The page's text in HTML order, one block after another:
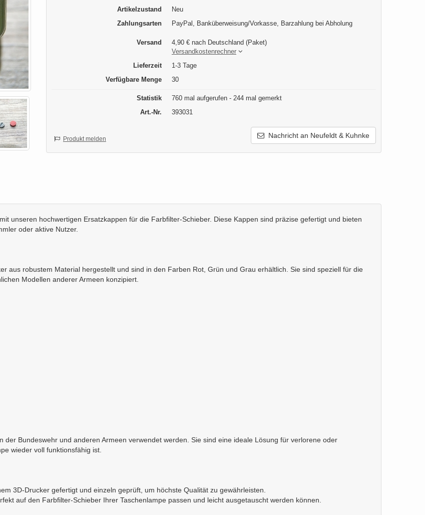
Artikelzustand
Neu
Zahlungsarten
PayPal, Banküberweisung/Vorkasse, Barzahlung bei Abholung
Versand
4,90 € nach Deutschland (Paket)
Versandkostenrechner
Lieferzeit
1-3 Tage
Verfügbare Menge
30
Statistik
760 mal aufgerufen - 244 mal gemerkt
Art.-Nr.
393031
Nachricht an Neufeldt & Kuhnke
Produkt melden
unseren hochwertigen Ersatzkappen für die Farbfilter-Schieber. Diese Kappen sind präzise gefertigt und bieten
oder aktive Nutzer.
aus robustem Material hergestellt und sind in den Farben Rot, Grün und Grau erhältlich. Sie sind speziell für die
Modellen anderer Armeen konzipiert.
der Bundeswehr und anderen Armeen verwendet werden. Sie sind eine ideale Lösung für verlorene oder
wieder voll funktionsfähig ist.
3D-Drucker gefertigt und einzeln geprüft, um höchste Qualität zu gewährleisten.
auf den Farbfilter-Schieber Ihrer Taschenlampe passen und leicht ausgetauscht werden können.